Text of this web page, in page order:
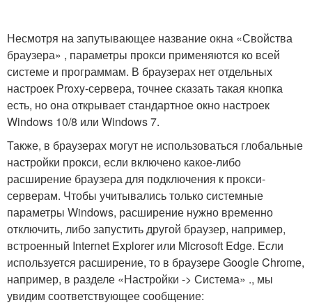
Несмотря на запутывающее название окна «Свойства
браузера» , параметры прокси применяются ко всей
системе и программам. В браузерах нет отдельных
настроек Proxy-сервера, точнее сказать такая кнопка
есть, но она открывает стандартное окно настроек
Windows 10/8 или Windows 7.
Также, в браузерах могут не использоваться глобальные
настройки прокси, если включено какое-либо
расширение браузера для подключения к прокси-
серверам. Чтобы учитывались только системные
параметры Windows, расширение нужно временно
отключить, либо запустить другой браузер, например,
встроенный Internet Explorer или Microsoft Edge. Если
используется расширение, то в браузере Google Chrome,
например, в разделе «Настройки -> Система» ., мы
увидим соответствующее сообщение: